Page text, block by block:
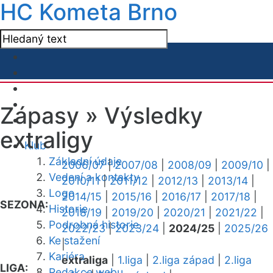
HC Kometa Brno
Klub
Základní údaje
Vedení a kontakty
Logo
Historie
Podrobná historie
Ke stažení
Kariéra
Zápasy » Výsledky
extraligy
SEZONA:
2006/07|2007/08 2008/09 2009/10
2010/11|2011/12 2012/13 2013/14
2014/15
2015/16 2016/17 2017/18
2018/19
2019/20 2020/21 2021/22
2022/23|2023/24 2024/25
2025/26
|
LIGA:
extraliga 1.liga 2.liga západ
2.liga